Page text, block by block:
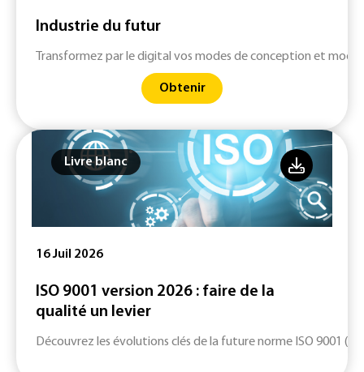
Industrie du futur
Transformez par le digital vos modes de conception et
Obtenir
Livre blanc
16 Juil 2026
ISO 9001 version 2026 : faire de la
qualité un levier
Découvrez les évolutions clés de la future norme ISO 9001